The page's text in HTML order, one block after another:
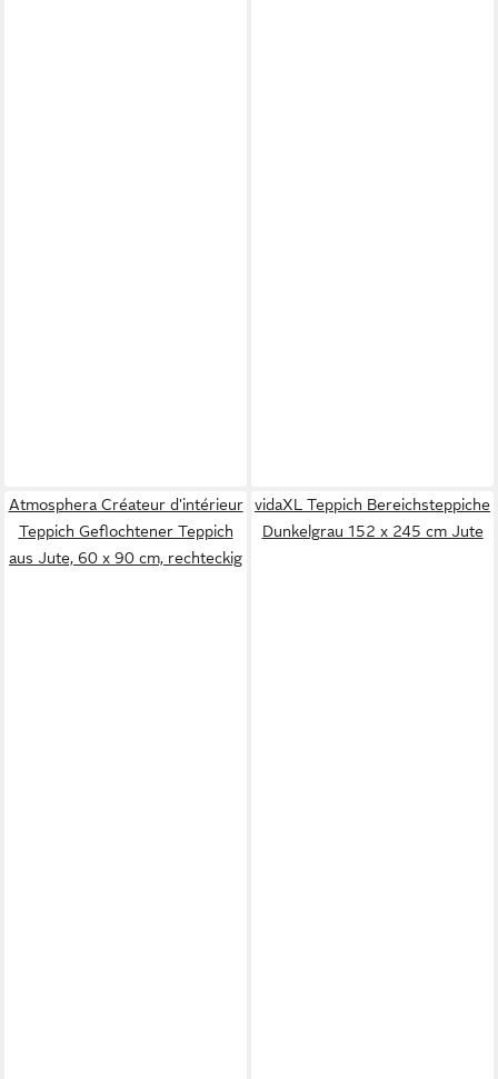
Atmosphera Créateur d'intérieur
Teppich Geflochtener Teppich
aus Jute, 60 x 90 cm, rechteckig
vidaXL Teppich Bereichsteppiche
Dunkelgrau 152 x 245 cm Jute